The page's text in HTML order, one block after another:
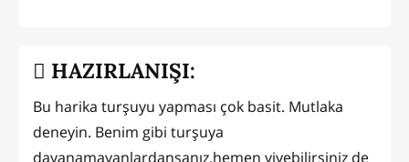
HAZIRLANIŞI:
Bu harika turşuyu yapması çok basit. Mutlaka
deneyin. Benim gibi turşuya
dayanamayanlardansanız,hemen yiyebilirsiniz de